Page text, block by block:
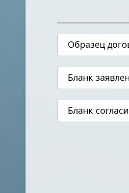
Образец
Бланк
Бланк